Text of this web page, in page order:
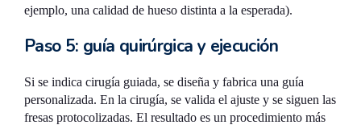
ejemplo, una calidad de hueso distinta a la esperada).
Paso 5: guía quirúrgica y ejecución
Si se indica cirugía guiada, se diseña y fabrica una guía
personalizada. En la cirugía, se valida el ajuste y se siguen las
fresas protocolizadas. El resultado es un procedimiento más